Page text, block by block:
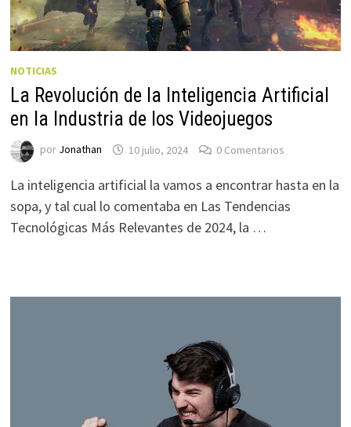
NOTICIAS
La Revolución de la Inteligencia Artificial
en la Industria de los Videojuegos
por Jonathan 10 julio, 2024 0 Comentarios
La inteligencia artificial la vamos a encontrar hasta en la
sopa, y tal cual lo comentaba en Las Tendencias
Tecnológicas Más Relevantes de 2024, la …